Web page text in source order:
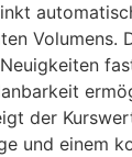
Volumens.
der
und einem